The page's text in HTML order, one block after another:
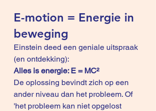
E-motion = Energie in
beweging
Einstein deed een geniale uitspraak
(en ontdekking):
Alles is energie: E = MC²
De oplossing bevindt zich op een
ander niveau dan het probleem. Of
'het probleem kan niet opgelost